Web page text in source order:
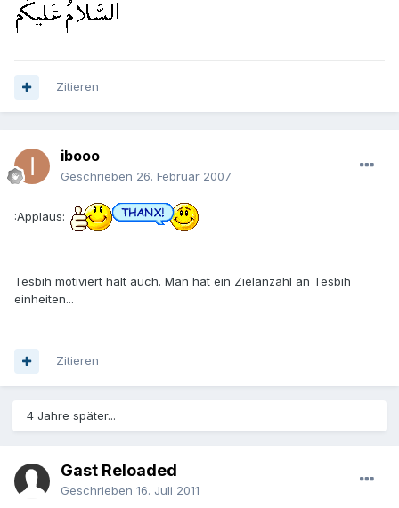
Zitieren
ibooo
Geschrieben 26. Februar 2007
:Applaus:
Tesbih motiviert halt auch. Man hat ein Zielanzahl an Tesbih
einheiten...
Zitieren
4 Jahre später...
Gast Reloaded
Geschrieben 16. Juli 2011